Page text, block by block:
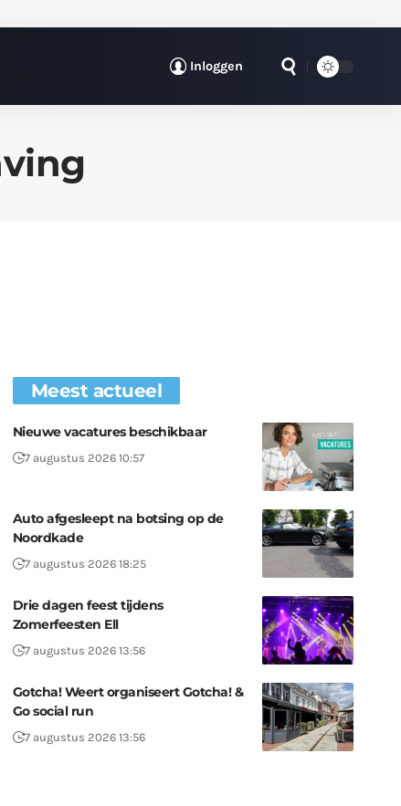
Inloggen
Meest actueel
Nieuwe vacatures beschikbaar
7 augustus 2026 10:57
Auto afgesleept na botsing op de
Noordkade
7 augustus 2026 18:25
Drie dagen feest tijdens
Zomerfeesten Ell
7 augustus 2026 13:56
Gotcha! Weert organiseert Gotcha! &
Go social run
7 augustus 2026 13:56